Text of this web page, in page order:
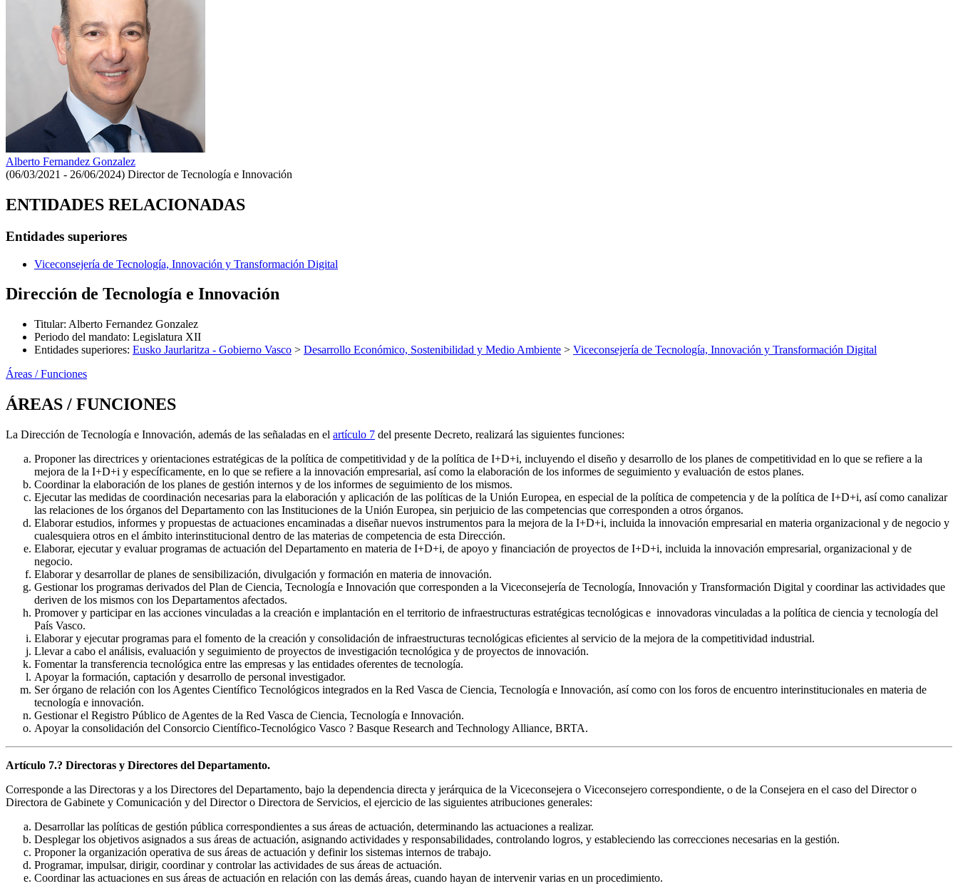
Alberto Fernandez Gonzalez
(06/03/2021 - 26/06/2024) Director de Tecnología e Innovación
ENTIDADES RELACIONADAS
Entidades superiores
Viceconsejería de Tecnología, Innovación y Transformación Digital
Dirección de Tecnología e Innovación
Titular: Alberto Fernandez Gonzalez
Periodo del mandato: Legislatura XII
Entidades superiores: Eusko Jaurlaritza - Gobierno Vasco > Desarrollo Económico, Sostenibilidad y Medio Ambiente > Viceconsejería de Tecnología, Innovación y Transformación Digital
Áreas / Funciones
ÁREAS / FUNCIONES
La Dirección de Tecnología e Innovación, además de las señaladas en el artículo 7 del presente Decreto, realizará las siguientes funciones:
Proponer las directrices y orientaciones estratégicas de la política de competitividad y de la política de I+D+i, incluyendo el diseño y desarrollo de los planes de competitividad en lo que se refiere a la
mejora de la I+D+i y específicamente, en lo que se refiere a la innovación empresarial, así como la elaboración de los informes de seguimiento y evaluación de estos planes.
Coordinar la elaboración de los planes de gestión internos y de los informes de seguimiento de los mismos.
Ejecutar las medidas de coordinación necesarias para la elaboración y aplicación de las políticas de la Unión Europea, en especial de la política de competencia y de la política de I+D+i, así como canalizar
las relaciones de los órganos del Departamento con las Instituciones de la Unión Europea, sin perjuicio de las competencias que corresponden a otros órganos.
Elaborar estudios, informes y propuestas de actuaciones encaminadas a diseñar nuevos instrumentos para la mejora de la I+D+i, incluida la innovación empresarial en materia organizacional y de negocio y
cualesquiera otros en el ámbito interinstitucional dentro de las materias de competencia de esta Dirección.
Elaborar, ejecutar y evaluar programas de actuación del Departamento en materia de I+D+i, de apoyo y financiación de proyectos de I+D+i, incluida la innovación empresarial, organizacional y de
negocio.
Elaborar y desarrollar de planes de sensibilización, divulgación y formación en materia de innovación.
Gestionar los programas derivados del Plan de Ciencia, Tecnología e Innovación que corresponden a la Viceconsejería de Tecnología, Innovación y Transformación Digital y coordinar las actividades que
deriven de los mismos con los Departamentos afectados.
Promover y participar en las acciones vinculadas a la creación e implantación en el territorio de infraestructuras estratégicas tecnológicas e innovadoras vinculadas a la política de ciencia y tecnología del
País Vasco.
Elaborar y ejecutar programas para el fomento de la creación y consolidación de infraestructuras tecnológicas eficientes al servicio de la mejora de la competitividad industrial.
Llevar a cabo el análisis, evaluación y seguimiento de proyectos de investigación tecnológica y de proyectos de innovación.
Fomentar la transferencia tecnológica entre las empresas y las entidades oferentes de tecnología.
Apoyar la formación, captación y desarrollo de personal investigador.
Ser órgano de relación con los Agentes Científico Tecnológicos integrados en la Red Vasca de Ciencia, Tecnología e Innovación, así como con los foros de encuentro interinstitucionales en materia de
tecnología e innovación.
Gestionar el Registro Público de Agentes de la Red Vasca de Ciencia, Tecnología e Innovación.
Apoyar la consolidación del Consorcio Científico-Tecnológico Vasco ? Basque Research and Technology Alliance, BRTA.
Artículo 7.? Directoras y Directores del Departamento.
Corresponde a las Directoras y a los Directores del Departamento, bajo la dependencia directa y jerárquica de la Viceconsejera o Viceconsejero correspondiente, o de la Consejera en el caso del Director o
Directora de Gabinete y Comunicación y del Director o Directora de Servicios, el ejercicio de las siguientes atribuciones generales:
Desarrollar las políticas de gestión pública correspondientes a sus áreas de actuación, determinando las actuaciones a realizar.
Desplegar los objetivos asignados a sus áreas de actuación, asignando actividades y responsabilidades, controlando logros, y estableciendo las correcciones necesarias en la gestión.
Proponer la organización operativa de sus áreas de actuación y definir los sistemas internos de trabajo.
Programar, impulsar, dirigir, coordinar y controlar las actividades de sus áreas de actuación.
Coordinar las actuaciones en sus áreas de actuación en relación con las demás áreas, cuando hayan de intervenir varias en un procedimiento.